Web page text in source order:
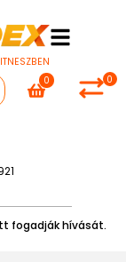
0
0
fogadják hívását.